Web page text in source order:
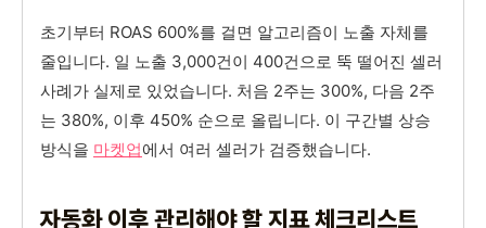
초기부터 ROAS 600%를 걸면 알고리즘이 노출 자체를
줄입니다. 일 노출 3,000건이 400건으로 뚝 떨어진 셀러
사례가 실제로 있었습니다. 처음 2주는 300%, 다음 2주
는 380%, 이후 450% 순으로 올립니다. 이 구간별 상승
방식을 마켓업에서 여러 셀러가 검증했습니다.
자동화 이후 관리해야 할 지표 체크리스트